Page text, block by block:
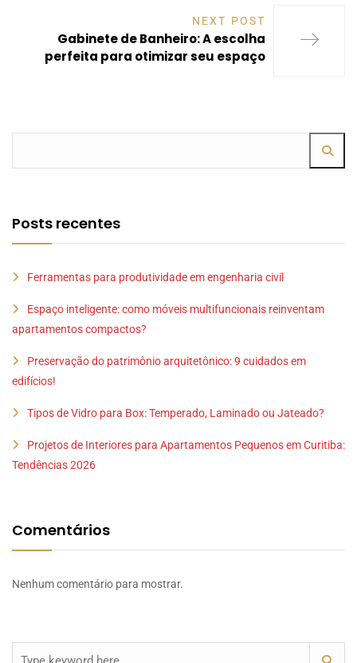
NEXT POST
Gabinete de Banheiro: A escolha
perfeita para otimizar seu espaço
Posts recentes
Ferramentas para produtividade em engenharia civil
Espaço inteligente: como móveis multifuncionais reinventam
apartamentos compactos?
Preservação do patrimônio arquitetônico: 9 cuidados em
edifícios!
Tipos de Vidro para Box: Temperado, Laminado ou Jateado?
Projetos de Interiores para Apartamentos Pequenos em Curitiba:
Tendências 2026
Comentários
Nenhum comentário para mostrar.